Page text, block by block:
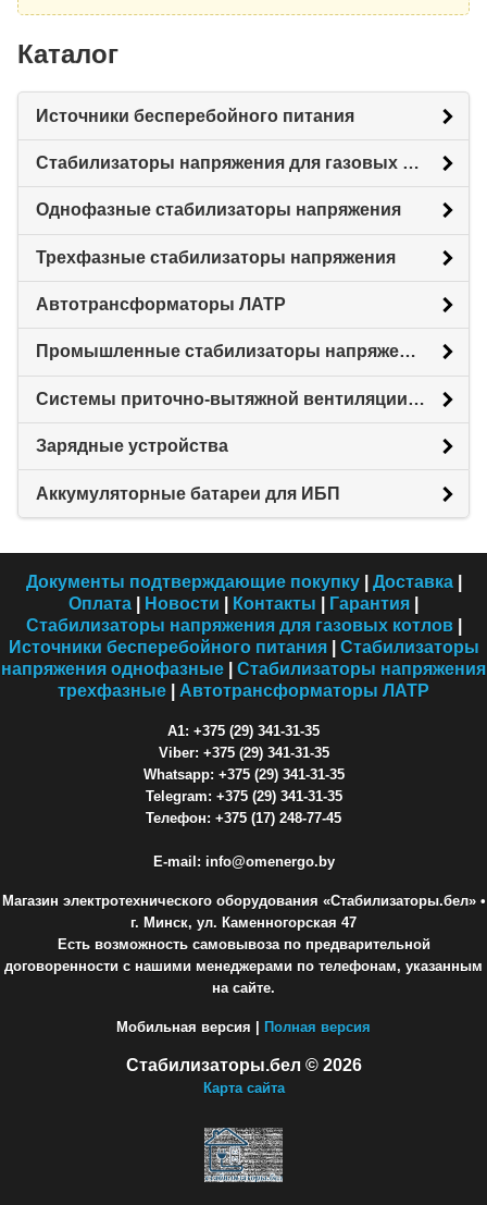
Каталог
Источники бесперебойного питания
Стабилизаторы напряжения для газовых котлов
Однофазные стабилизаторы напряжения
Трехфазные стабилизаторы напряжения
Автотрансформаторы ЛАТР
Промышленные стабилизаторы напряжения
Системы приточно-вытяжной вентиляции с рекуперацией тепловой энергии (Рекуператоры)
Зарядные устройства
Аккумуляторные батареи для ИБП
Документы подтверждающие покупку| Доставка|
Оплата
Новости Контакты Гарантия
Стабилизаторы напряжения для газовых котлов|
Источники бесперебойного питания| Стабилизаторы
напряжения однофазные
Стабилизаторы напряжения
трехфазные
Автотрансформаторы ЛАТР
A1: +375 (29) 341-31-35
Viber: +375 (29) 341-31-35
Whatsapp: +375 (29) 341-31-35
Telegram: +375 (29) 341-31-35
Телефон: +375 (17) 248-77-45
E-mail: info@omenergo.by
Магазин электротехнического оборудования «Стабилизаторы.бел»•
г. Минск, ул. Каменногорская 47
Есть возможность самовывоза по предварительной
договоренности с нашими менеджерами по телефонам, указанным
на сайте.
Мобильная версия | Полная версия
Стабилизаторы.бел © 2026
Карта сайта